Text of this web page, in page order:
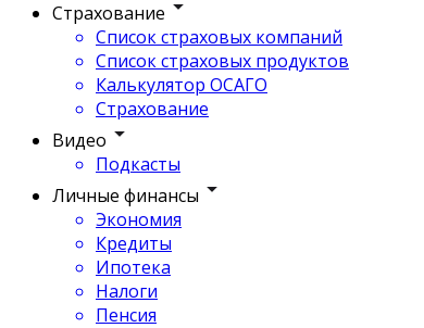
Страхование
Список страховых компаний
Список страховых продуктов
Калькулятор ОСАГО
Страхование
Видео
Подкасты
Личные финансы
Экономия
Кредиты
Ипотека
Налоги
Пенсия